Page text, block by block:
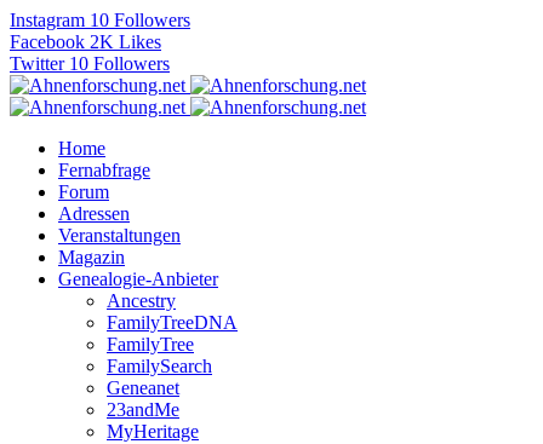
Instagram 10 Followers
Facebook 2K Likes
Twitter 10 Followers
Home
Fernabfrage
Forum
Adressen
Veranstaltungen
Magazin
Genealogie-Anbieter
Ancestry
FamilyTreeDNA
FamilyTree
FamilySearch
Geneanet
23andMe
MyHeritage